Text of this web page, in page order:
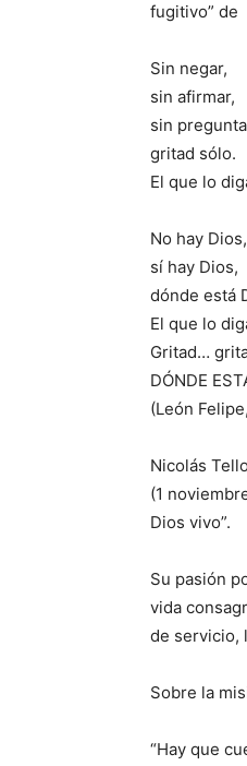
fugitivo” de
Sin negar,
sin afirmar,
sin
gritad sólo.
El que lo
No hay Dios,
sí hay Dios,
dónde está
El que lo
Gritad…
DÓNDE
(León
Nicolás
(1
Dios vivo”.
Su pasión
vida
de servicio,
Sobre la
“Hay que